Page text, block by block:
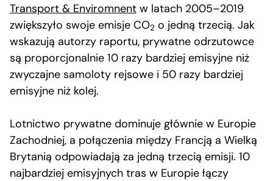
Transport & Enviromnent w latach 2005–2019
zwiększyło swoje emisje CO2 o jedną trzecią. Jak
wskazują autorzy raportu, prywatne odrzutowce
są proporcjonalnie 10 razy bardziej emisyjne niż
zwyczajne samoloty rejsowe i 50 razy bardziej
emisyjne niż kolej.
Lotnictwo prywatne dominuje głównie w Europie
Zachodniej, a połączenia między Francją a Wielką
Brytanią odpowiadają za jedną trzecią emisji. 10
najbardziej emisyjnych tras w Europie łączy